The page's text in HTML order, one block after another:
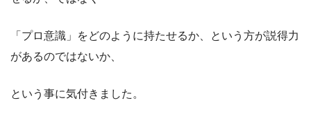
「プロ意識」をどのように持たせるか、という方が説得力
があるのではないか、
という事に気付きました。